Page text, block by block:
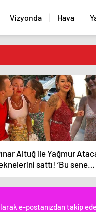
Vizyonda Hava
Altuğ ile Yağmur
sattı! ‘Bu sene
e-postanızdan takip